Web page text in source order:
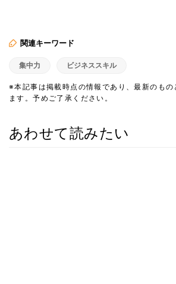
関連キーワード
集中力 ビジネススキル
※本記事は掲載時点の情報であり、最新のもの
ます。予めご了承ください。
あわせて読みたい